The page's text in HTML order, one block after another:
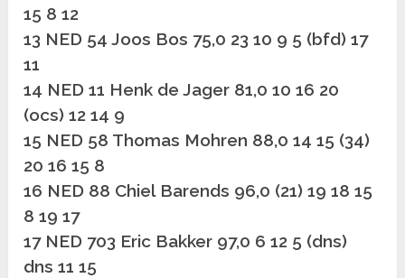
15 8 12
13 NED 54 Joos Bos 75,0 23 10 9 5 (bfd) 17
11
14 NED 11 Henk de Jager 81,0 10 16 20
(ocs) 12 14 9
15 NED 58 Thomas Mohren 88,0 14 15 (34)
20 16 15 8
16 NED 88 Chiel Barends 96,0 (21) 19 18 15
8 19 17
17 NED 703 Eric Bakker 97,0 6 12 5 (dns)
dns 11 15